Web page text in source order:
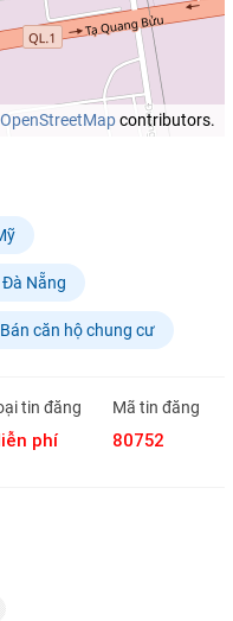
OpenStreetMapcontributors.
Nẵng
Bán căn hộ chung cư
tin đăng
phí
Mã tin đăng
80752